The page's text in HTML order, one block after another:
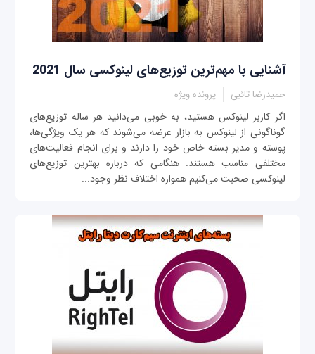
آشنایی با مهم‌ترین توزیع‌های لینوکسی سال 2021
حمیدرضا تائبی پرونده ویژه
اگر کاربر لینوکس هستید، به خوبی می‌دانید هر ساله توزیع‌های
گوناگونی از لینوکس به بازار عرضه می‌شوند که هر یک ویژگی‌ها،
پوسته و مدیر بسته خاص خود را دارند و برای انجام فعالیت‌های
مختلفی مناسب هستند. هنگامی که درباره بهترین توزیع‌های
لینوکسی صحبت می‌کنیم همواره اختلاف نظر وجود...